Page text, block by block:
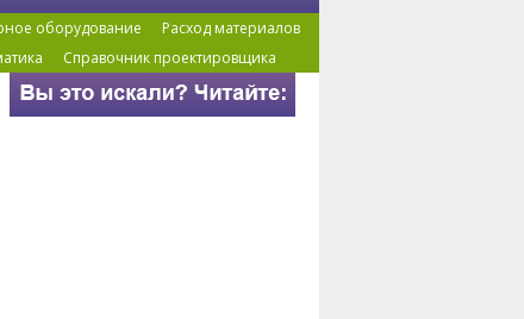
оборудование
Расход материалов
Справочник проектировщика